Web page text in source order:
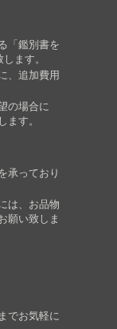
「鑑別書を
ます。
、追加費用
の場合に
す。
承っており
は、お品物
願い致しま
でお気軽に